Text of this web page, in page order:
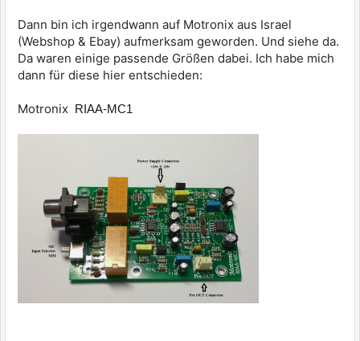
Dann bin ich irgendwann auf Motronix aus Israel
(Webshop & Ebay) aufmerksam geworden. Und siehe da.
Da waren einige passende Größen dabei. Ich habe mich
dann für diese hier entschieden:
Motronix RIAA-MC1